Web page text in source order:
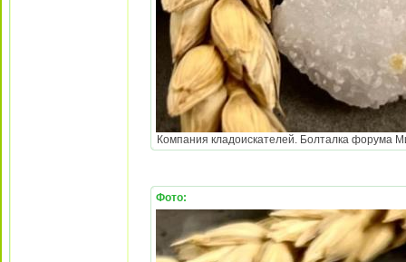
Компания кладоискателей. Болталка форума
Фото: